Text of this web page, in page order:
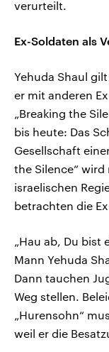
verurteilt.
Ex-Soldaten als
Yehuda Shaul
er mit anderen
„Breaking the
bis heute: Das
Gesellschaft
the Silence“
israelischen
betrachten die
„Hau ab, Du
Mann Yehuda
Dann tauchen
Weg stellen.
„Hurensohn“
weil er die